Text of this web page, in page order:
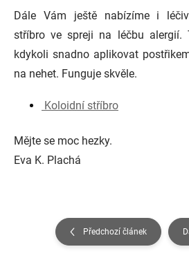
Dále Vám ještě nabízíme i
stříbro ve spreji na léčbu alergií.
kdykoli snadno aplikovat
na nehet. Funguje skvěle.
Koloidní stříbro
Mějte se moc hezky.
Eva K. Plachá
Předchozí článek